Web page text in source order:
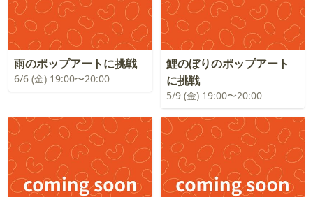
雨のポップアートに挑戦
6/6 (金) 19:00〜20:00
鯉のぼりのポップアート
に挑戦
5/9 (金) 19:00〜20:00